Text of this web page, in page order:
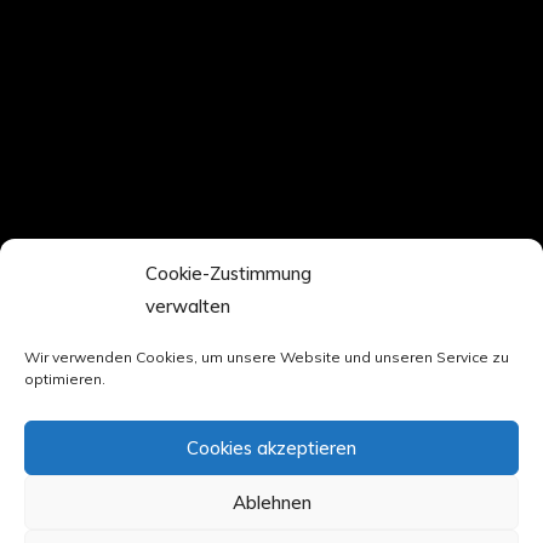
Cookie-Zustimmung
verwalten
Wir verwenden Cookies, um unsere Website und unseren Service zu
optimieren.
Cookies akzeptieren
Ablehnen